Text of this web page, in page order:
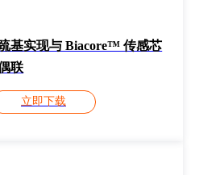
基实现与 Biacore™ 传感芯
联
立即下载